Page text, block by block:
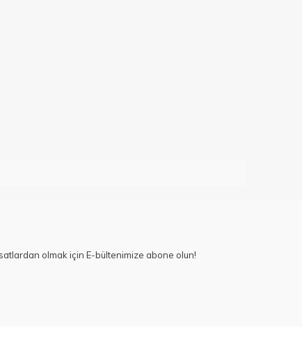
olmak için E-bültenimize abone olun!